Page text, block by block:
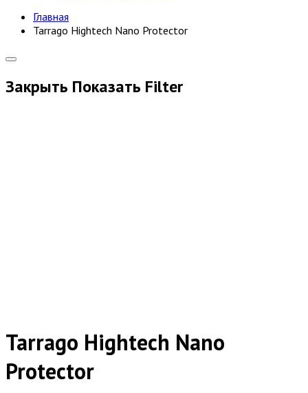
Главная
Tarrago Hightech Nano Protector
Закрыть Показать Filter
Tarrago Hightech Nano
Protector